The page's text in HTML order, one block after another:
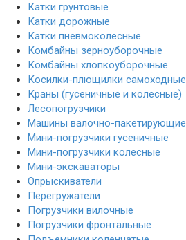
Катки грунтовые
Катки дорожные
Катки пневмоколесные
Комбайны зерноуборочные
Комбайны хлопкоуборочные
Косилки-плющилки самоходные
Краны (гусеничные и колесные)
Лесопогрузчики
Машины валочно-пакетирующие
Мини-погрузчики гусеничные
Мини-погрузчики колесные
Мини-экскаваторы
Опрыскиватели
Перегружатели
Погрузчики вилочные
Погрузчики фронтальные